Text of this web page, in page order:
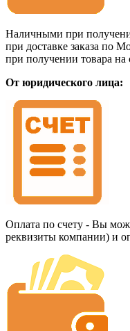
Наличными при
при доставке заказа по
при получении товара на
От юридического лица:
Оплата по счету - Вы
реквизиты компании) и